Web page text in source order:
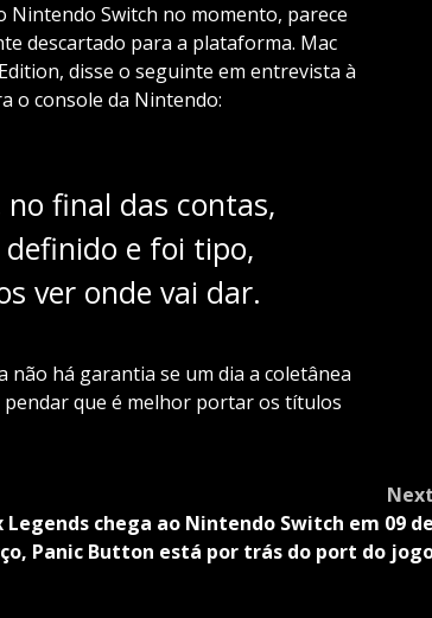
Nintendo Switch no momento, parece
descartado para a plataforma. Mac
disse o seguinte em entrevista à
o console da Nintendo:
no final das contas,
e foi tipo,
ver onde vai dar.
há garantia se um dia a coletânea
pendar que é melhor portar os títulos
Next
Legends chega ao Nintendo Switch em 09 de
Panic Button está por trás do port do